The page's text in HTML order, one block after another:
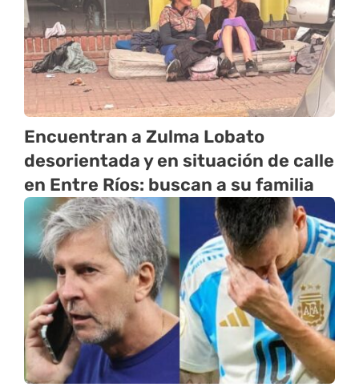
Encuentran a Zulma Lobato
desorientada y en situación de calle
en Entre Ríos: buscan a su familia